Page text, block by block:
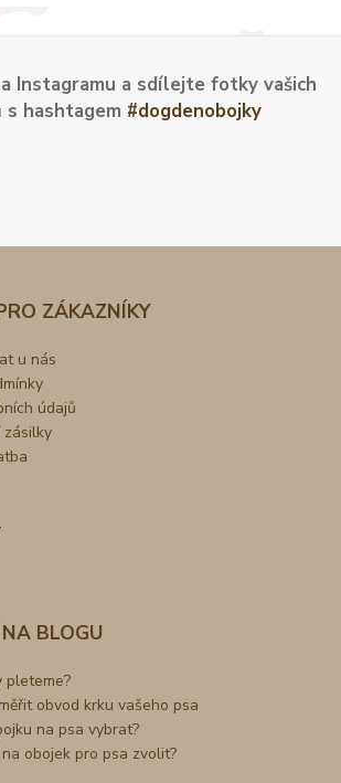
Instagramu a sdílejte fotky vašich
s hashtagem #dogdenobojky
ZÁKAZNÍKY
u nás
údajů
zásilky
BLOGU
pleteme?
obvod krku vašeho psa
na psa vybrat?
obojek pro psa zvolit?